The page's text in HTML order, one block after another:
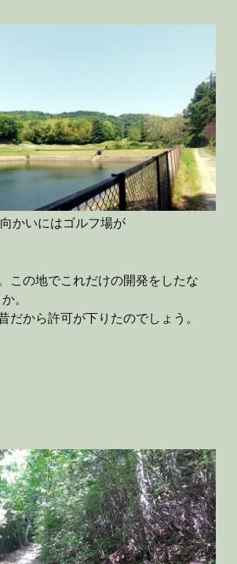
かいにはゴルフ場が
この地でこれだけの開発をしたな
。
から許可が下りたのでしょう。